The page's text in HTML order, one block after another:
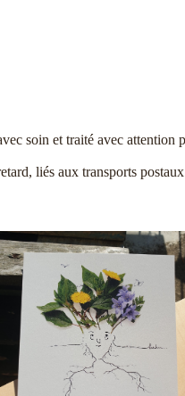
soin et traité avec attention
liés aux transports